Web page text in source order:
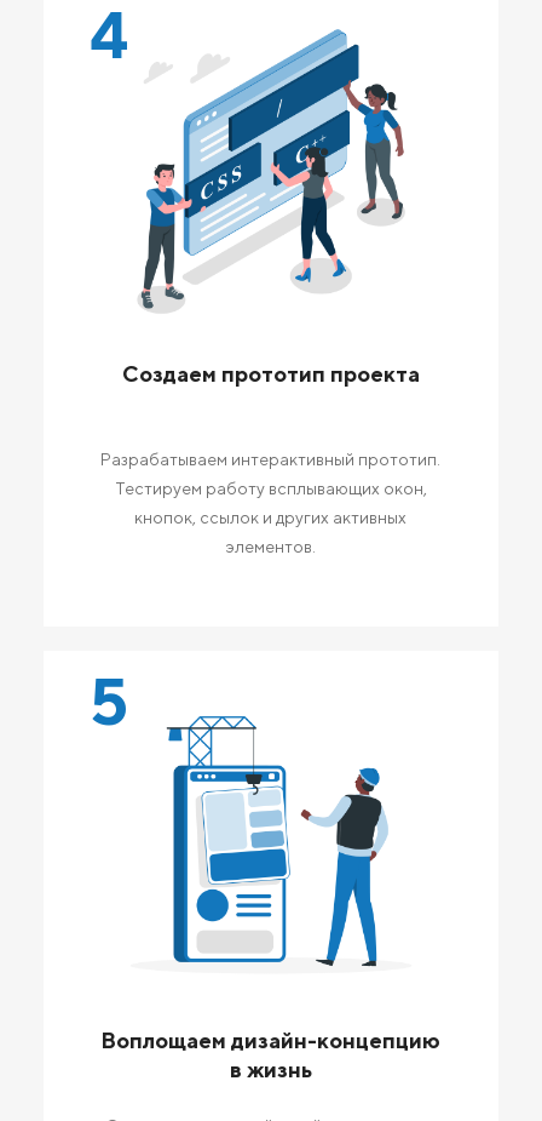
4
Создаем прототип проекта
Разрабатываем интерактивный прототип.
Тестируем работу всплывающих окон,
кнопок, ссылок и других активных
элементов.
5
Воплощаем дизайн-концепцию
в жизнь